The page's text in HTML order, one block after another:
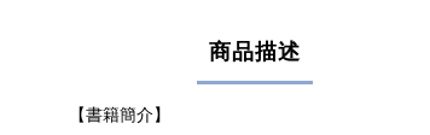
商品描述
【書籍簡介】